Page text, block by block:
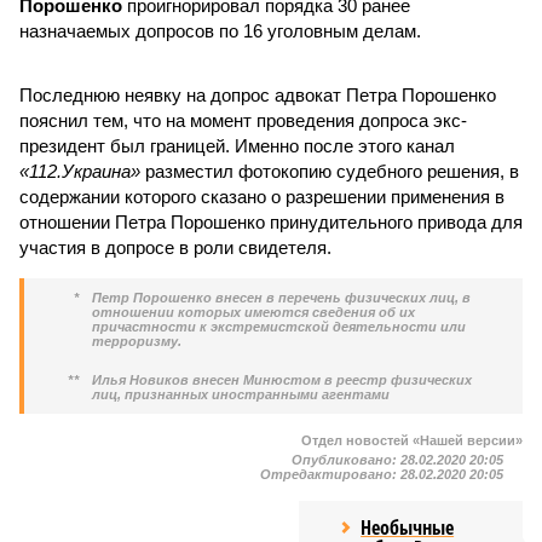
Порошенко проигнорировал порядка 30 ранее
назначаемых допросов по 16 уголовным делам.
Последнюю неявку на допрос адвокат Петра Порошенко
пояснил тем, что на момент проведения допроса экс-
президент был границей. Именно после этого канал
«112.Украина» разместил фотокопию судебного решения, в
содержании которого сказано о разрешении применения в
отношении Петра Порошенко принудительного привода для
участия в допросе в роли свидетеля.
*
Петр Порошенко внесен в перечень физических лиц, в
отношении которых имеются сведения об их
причастности к экстремистской деятельности или
терроризму.
**
Илья Новиков внесен Минюстом в реестр физических
лиц, признанных иностранными агентами
Отдел новостей «Нашей версии»
Опубликовано: 28.02.2020 20:05
Отредактировано: 28.02.2020 20:05
Необычные